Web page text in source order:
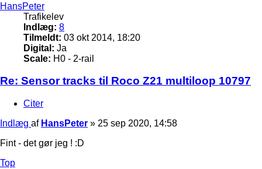
HansPeter
Trafikelev
Indlæg: 8
Tilmeldt: 03 okt 2014, 18:20
Digital: Ja
Scale: H0 - 2-rail
Re: Sensor tracks til Roco Z21 multiloop 10797
Citer
Indlæg af HansPeter » 25 sep 2020, 14:58
Fint - det gør jeg ! :D
Top